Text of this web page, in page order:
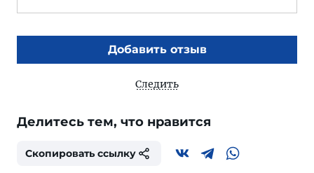
Добавить отзыв
Следить
Делитесь тем, что нравится
Скопировать ссылку